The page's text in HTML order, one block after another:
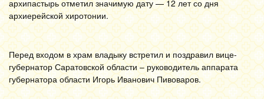
архипастырь отметил значимую дату — 12 лет со дня
архиерейской хиротонии.
Перед входом в храм владыку встретил и поздравил вице-
губернатор Саратовской области – руководитель аппарата
губернатора области Игорь Иванович Пивоваров.